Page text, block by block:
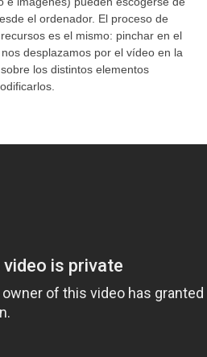
el ordenador. El proceso de
es el mismo: pinchar en el
nos desplazamos por el vídeo en la
los distintos elementos